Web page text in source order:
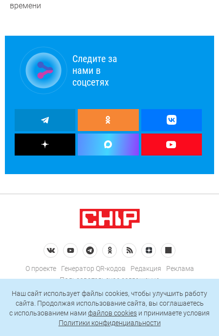
времени
Следите за
нами в
соцсетях
О проекте Генератор QR-кодов Редакция
Реклама
Пользовательское соглашение
Политика конфиденциальности
Подписаться на рассылку
Наш сайт использует файлы cookies, чтобы улучшить работу
сайта. Продолжая использование сайта, вы соглашаетесь
c использованием нами файлов cookies и принимаете условия
Политики конфиденциальности